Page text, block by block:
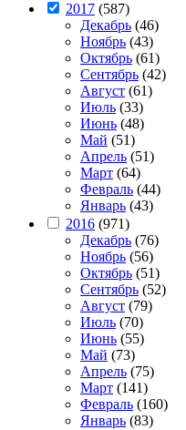
2017 (587)
Декабрь (46)
Ноябрь (43)
Октябрь (61)
Сентябрь (42)
Август (61)
Июль (33)
Июнь (48)
Май (51)
Апрель (51)
Март (64)
Февраль (44)
Январь (43)
2016 (971)
Декабрь (76)
Ноябрь (56)
Октябрь (51)
Сентябрь (52)
Август (79)
Июль (70)
Июнь (55)
Май (73)
Апрель (75)
Март (141)
Февраль (160)
Январь (83)